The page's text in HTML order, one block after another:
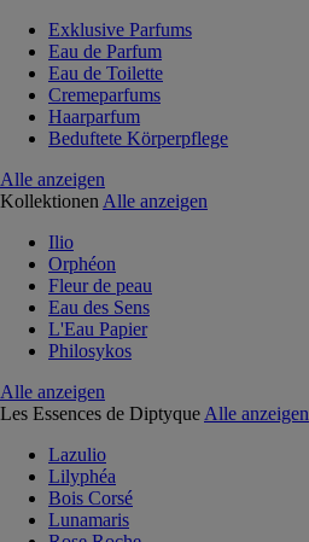
Exklusive Parfums
Eau de Parfum
Eau de Toilette
Cremeparfums
Haarparfum
Beduftete Körperpflege
Alle anzeigen
Kollektionen Alle anzeigen
Ilio
Orphéon
Fleur de peau
Eau des Sens
L'Eau Papier
Philosykos
Alle anzeigen
Les Essences de Diptyque Alle anzeigen
Lazulio
Lilyphéa
Bois Corsé
Lunamaris